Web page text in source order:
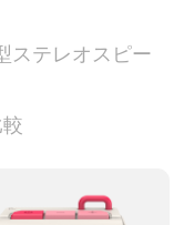
ステレオスピー
較